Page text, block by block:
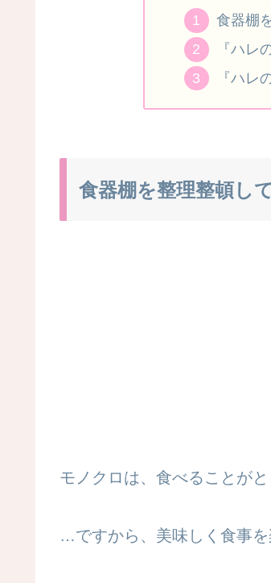
食器棚
『ハレ
『ハレ
食器棚を整理整頓し
モノクロは、食べることが
…ですから、美味しく食事を